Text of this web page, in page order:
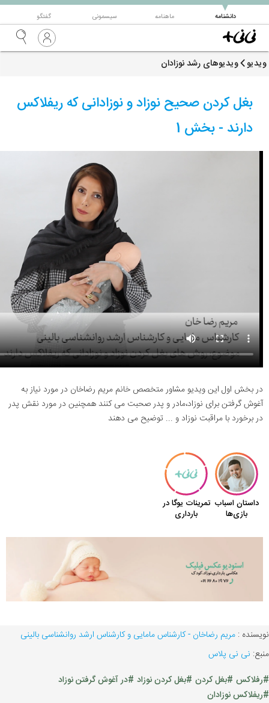
دانشنامه
▼ ماهنامه سیسمونی گفتگو
ویدیو ویدیوهای رشد نوزادان
بغل کردن صحیح نوزاد و نوزادانی که ریفلاکس
دارند - بخش 1
در بخش اول این ویدیو مشاور متخصص خانم مریم رضاخان در مورد نیاز به
آغوش گرفتن برای نوزاد،مادر و پدر صحبت می کنند همچنین در مورد نقش پدر
در برخورد با مراقبت نوزاد و ... توضیح می دهند
نویسنده : مریم رضاخان - کارشناس مامایی و کارشناس ارشد روانشناسی بالینی
منبع: نی نی پلاس
#رفلاکس #بغل کردن #بغل کردن نوزاد #در آغوش گرفتن نوزاد
#ریفلاکس نوزادان